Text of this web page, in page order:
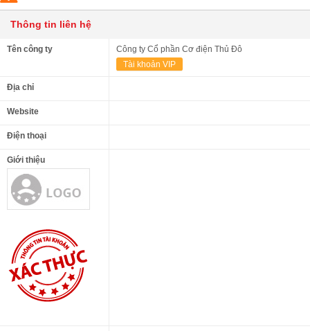
Thông tin liên hệ
Tên công ty
Công ty Cổ phần Cơ điện Thủ Đô
Tài khoản VIP
Địa chỉ
Website
Điện thoại
Giới thiệu